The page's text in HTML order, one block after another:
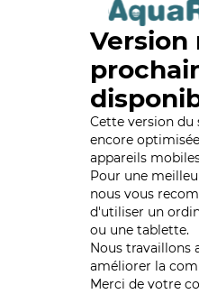
Version
Cette version du
encore
appareils
Pour une
nous vous
d'utiliser un
ou une tablette.
Nous travaillons
améliorer la
Merci de votre